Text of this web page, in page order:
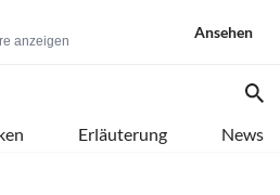
anzeigen
Ansehen
Erläuterung News